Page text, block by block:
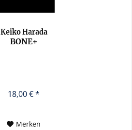
Keiko Harada
BONE+
18,00 € *
Merken